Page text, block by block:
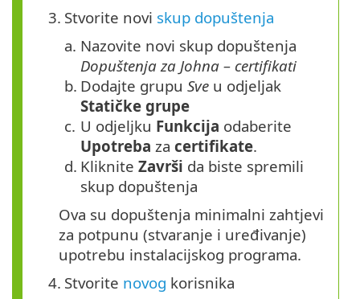
3. Stvorite novi skup dopuštenja
a. Nazovite novi skup dopuštenja
Dopuštenja za Johna – certifikati
b. Dodajte grupu Sve u odjeljak
Statičke grupe
c. U odjeljku Funkcija odaberite
Upotreba za certifikate.
d. Kliknite Završi da biste spremili
skup dopuštenja
Ova su dopuštenja minimalni zahtjevi
za potpunu (stvaranje i uređivanje)
upotrebu instalacijskog programa.
4. Stvorite novog korisnika